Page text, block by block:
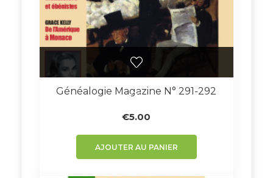
Généalogie Magazine N° 291-292
€5.00
AJOUTER AU PANIER